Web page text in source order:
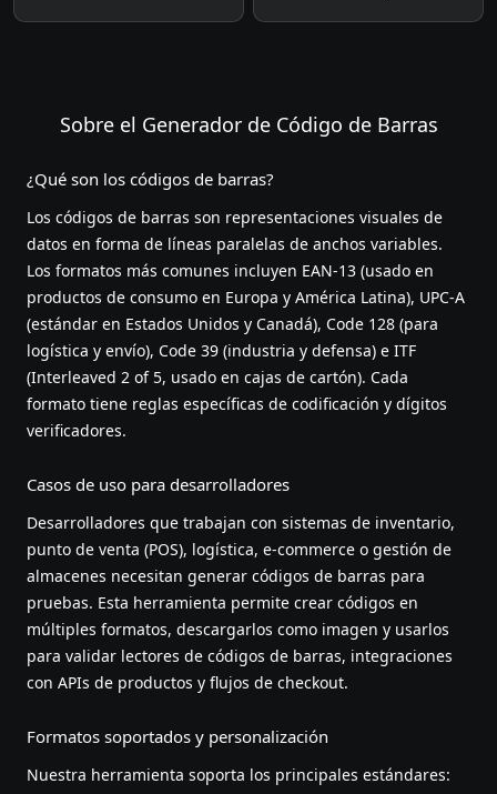
Sobre el Generador de Código de Barras
¿Qué son los códigos de barras?
Los códigos de barras son representaciones visuales de
datos en forma de líneas paralelas de anchos variables.
Los formatos más comunes incluyen EAN-13 (usado en
productos de consumo en Europa y América Latina), UPC-A
(estándar en Estados Unidos y Canadá), Code 128 (para
logística y envío), Code 39 (industria y defensa) e ITF
(Interleaved 2 of 5, usado en cajas de cartón). Cada
formato tiene reglas específicas de codificación y dígitos
verificadores.
Casos de uso para desarrolladores
Desarrolladores que trabajan con sistemas de inventario,
punto de venta (POS), logística, e-commerce o gestión de
almacenes necesitan generar códigos de barras para
pruebas. Esta herramienta permite crear códigos en
múltiples formatos, descargarlos como imagen y usarlos
para validar lectores de códigos de barras, integraciones
con APIs de productos y flujos de checkout.
Formatos soportados y personalización
Nuestra herramienta soporta los principales estándares: